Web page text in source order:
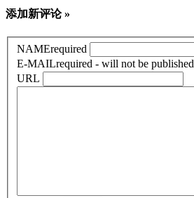
添加新评论 »
NAMErequired
E-MAILrequired - will not be published
URL